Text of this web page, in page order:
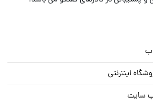
اینترنتی
سایت